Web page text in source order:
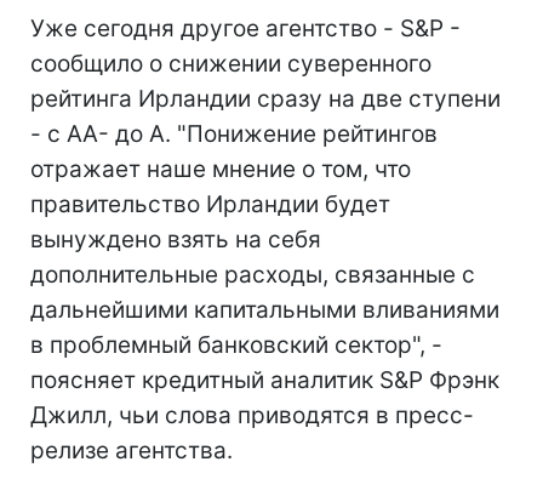
Уже сегодня другое агентство - S&P -
сообщило о снижении суверенного
рейтинга Ирландии сразу на две ступени
- с AA- до A. "Понижение рейтингов
отражает наше мнение о том, что
правительство Ирландии будет
вынуждено взять на себя
дополнительные расходы, связанные с
дальнейшими капитальными вливаниями
в проблемный банковский сектор", -
поясняет кредитный аналитик S&P Фрэнк
Джилл, чьи слова приводятся в пресс-
релизе агентства.